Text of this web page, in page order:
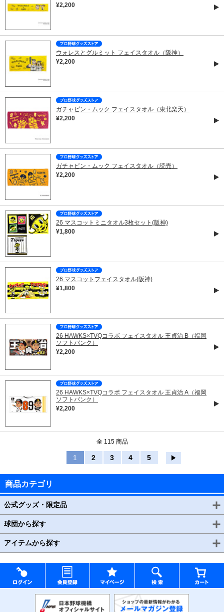
¥2,200
ウォレスとグルミット フェイスタオル（阪神）
¥2,200
ガチャピン・ムック フェイスタオル（東北楽天）
¥2,200
ガチャピン・ムック フェイスタオル（読売）
¥2,200
26 マスコットミニタオル3枚セット(阪神)
¥1,800
26 マスコットフェイスタオル(阪神)
¥1,800
26 HAWKS×TVQコラボ フェイスタオル 王貞治 B（福岡
ソフトバンク）
¥2,200
26 HAWKS×TVQコラボ フェイスタオル 王貞治 A（福岡
ソフトバンク）
¥2,200
全 115 商品
1 2 3 4 5 ▶
商品カテゴリ
公式グッズ・限定品
球団から探す
アイテムから探す